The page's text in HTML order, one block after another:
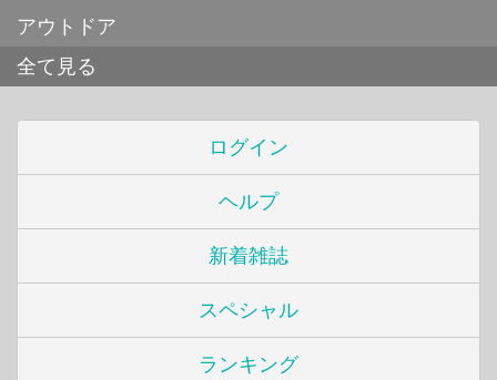
アウトドア
全て見る
ログイン
ヘルプ
新着雑誌
スペシャル
ランキング